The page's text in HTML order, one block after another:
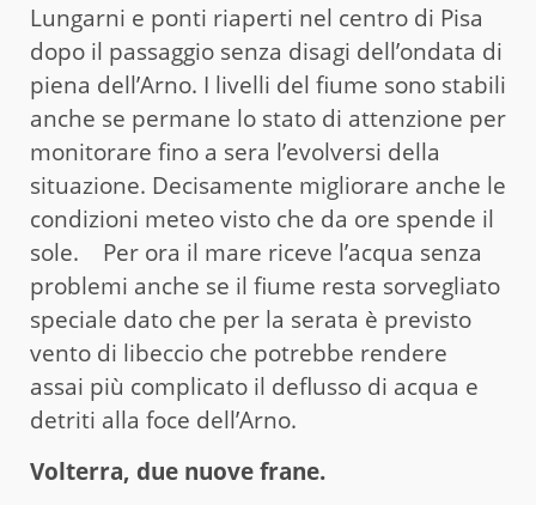
Lungarni e ponti riaperti nel centro di Pisa
dopo il passaggio senza disagi dell’ondata di
piena dell’Arno. I livelli del fiume sono stabili
anche se permane lo stato di attenzione per
monitorare fino a sera l’evolversi della
situazione. Decisamente migliorare anche le
condizioni meteo visto che da ore spende il
sole. Per ora il mare riceve l’acqua senza
problemi anche se il fiume resta sorvegliato
speciale dato che per la serata è previsto
vento di libeccio che potrebbe rendere
assai più complicato il deflusso di acqua e
detriti alla foce dell’Arno.
Volterra, due nuove frane.